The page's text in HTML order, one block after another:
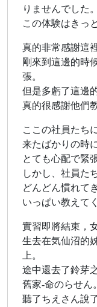
りませんでした。
この体験はきっ
真的非常感謝這
剛來到這邊的時
張。
但是多虧了這邊
真的很感謝他們
ここの社員たち
来たばかりの時
とても心配で緊
しかし、社員た
どんどん慣れて
いっぱい教えて
實習即將結束，
生去在気仙沼的
上。
途中還去了鈴芽
舊家-命のらせん。
聽了ちえさん說